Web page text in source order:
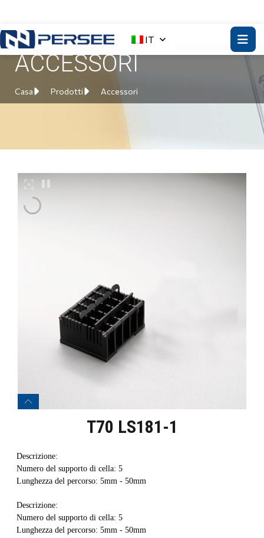
IT
ACCESSORI
Casa Prodotti Accessori
T70 LS181-1
Descrizione:
Numero del supporto di cella: 5
Lunghezza del percorso: 5mm - 50mm
Descrizione:
Numero del supporto di cella: 5
Lunghezza del percorso: 5mm - 50mm